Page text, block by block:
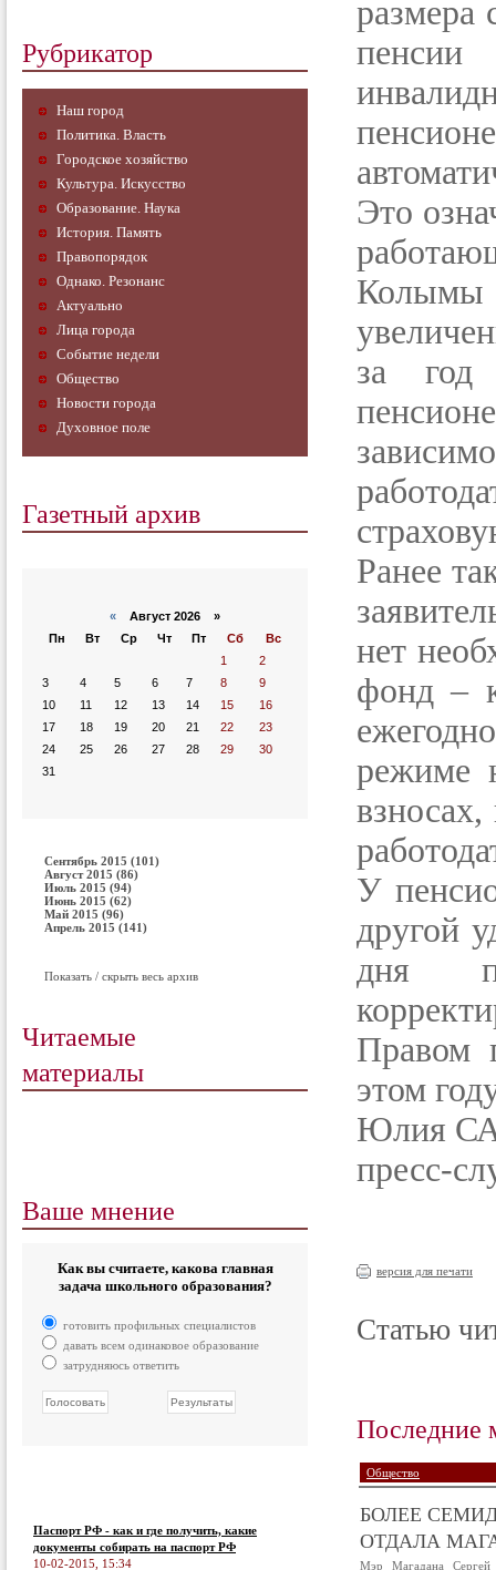
Рубрикатор
Наш город
Политика. Власть
Городское хозяйство
Культура. Искусство
Образование. Наука
История. Память
Правопорядок
Однако. Резонанс
Актуально
Лица города
Событие недели
Общество
Новости города
Духовное поле
Газетный архив
« Август 2026 »
Пн
Вт Ср Чт Пт Сб
Вс
1
2
3
4 5 6 7 8
9
10
11 12 13 14 15
16
17
18 19 20 21 22
23
24
25 26 27 28 29
30
31
Сентябрь 2015 (101)
Август 2015 (86)
Июль 2015 (94)
Июнь 2015 (62)
Май 2015 (96)
Апрель 2015 (141)
Показать / скрыть весь архив
Читаемые
материалы
Ваше мнение
Как вы считаете, какова главная
задача школьного образования?
готовить профильных специалистов
давать всем одинаковое образование
затрудняюсь ответить
Паспорт РФ - как и где получить, какие
документы собирать на паспорт РФ
10-02-2015, 15:34
размера
Это
Колымы
за год
Ранее
нет
фонд –
режиме
У
другой
дня
Правом
этом
Юлия
пресс-
версия для печати
Статью
Последние
Общество
БОЛЕЕ
ОТДАЛА
Мэр Магадана Сергей